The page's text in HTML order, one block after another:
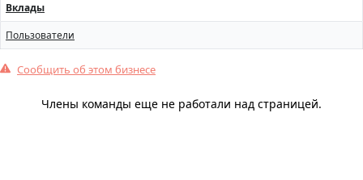
Вклады
Пользователи
Сообщить об этом бизнесе
Члены команды еще не работали над страницей.